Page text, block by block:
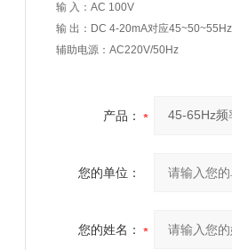
输 入：AC 100V
输 出：DC 4-20mA对应45~50~55Hz
辅助电源：AC220V/50Hz
产品：
您的单位：
您的姓名：